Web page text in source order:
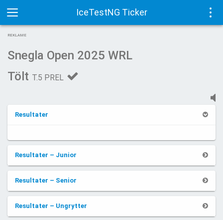
IceTestNG Ticker
Toggle
navigation
REKLAME
Snegla Open 2025 WRL
Tölt T.5 PREL
Resultater
Resultater – Junior
Resultater – Senior
Resultater – Ungrytter